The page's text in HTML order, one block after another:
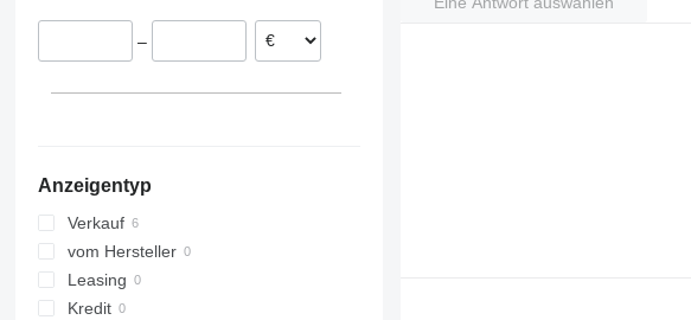
–
Anzeigentyp
Verkauf
vom Hersteller
Leasing
Kredit